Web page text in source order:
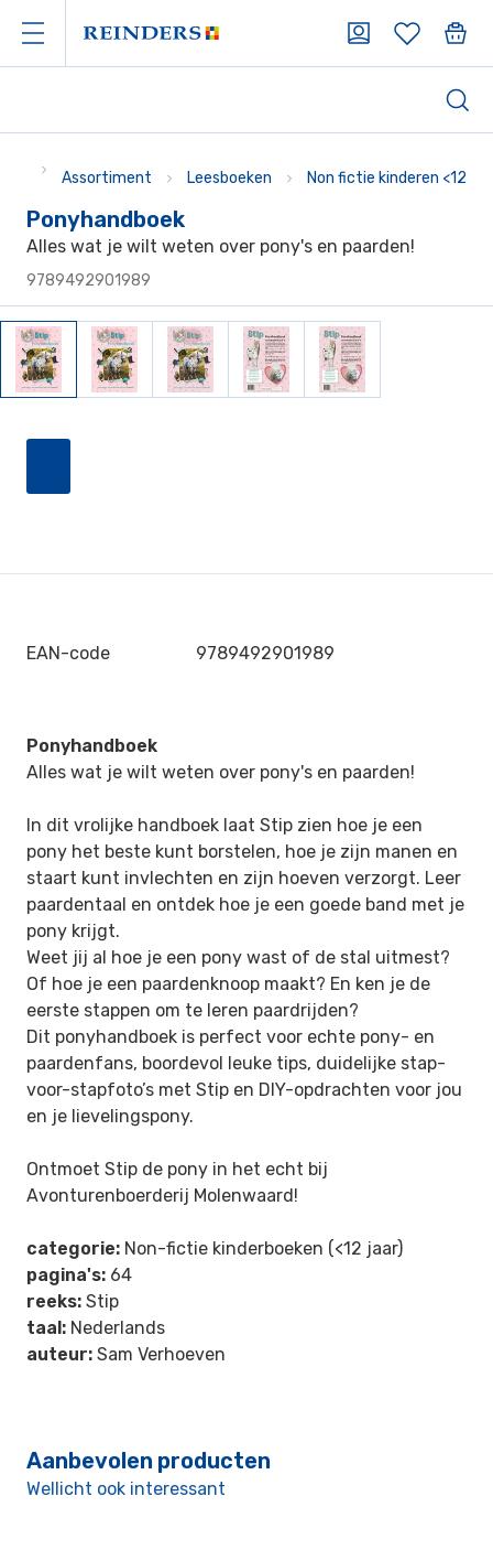
Assortiment Leesboeken Non fictie kinderen <12
Ponyhandboek
Alles wat je wilt weten over pony's en paarden!
9789492901989
EAN-code 9789492901989
Ponyhandboek
Alles wat je wilt weten over pony's en paarden!
In dit vrolijke handboek laat Stip zien hoe je een
pony het beste kunt borstelen, hoe je zijn manen en
staart kunt invlechten en zijn hoeven verzorgt. Leer
paardentaal en ontdek hoe je een goede band met je
pony krijgt.
Weet jij al hoe je een pony wast of de stal uitmest?
Of hoe je een paardenknoop maakt? En ken je de
eerste stappen om te leren paardrijden?
Dit ponyhandboek is perfect voor echte pony- en
paardenfans, boordevol leuke tips, duidelijke stap-
voor-stapfoto’s met Stip en DIY-opdrachten voor jou
en je lievelingspony.
Ontmoet Stip de pony in het echt bij
Avonturenboerderij Molenwaard!
categorie: Non-fictie kinderboeken (<12 jaar)
pagina's: 64
reeks: Stip
taal: Nederlands
auteur: Sam Verhoeven
Aanbevolen producten
Wellicht ook interessant